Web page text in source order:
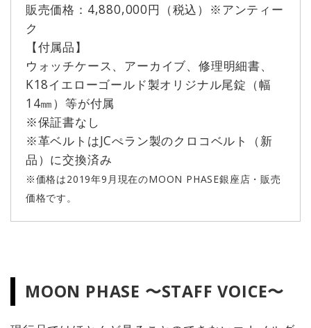
販売価格：4,880,000円（税込）※アンティー
ク
【付属品】
ウォッチケース、アーカイブ、修理明細書、
K18イエローゴールド製オリジナル尾錠（幅
14㎜）等が付属
※保証書なし
※革ベルトはJCぺラン製のクロコベルト（新
品）に交換済み
※価格は2019年9月現在のMOON PHASE銀座店・販売
価格です。
MOON PHASE 〜STAFF VOICE〜